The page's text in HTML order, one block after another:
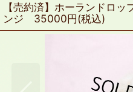
【売約済】ホーランドロ
ンジ 35000円(税込)